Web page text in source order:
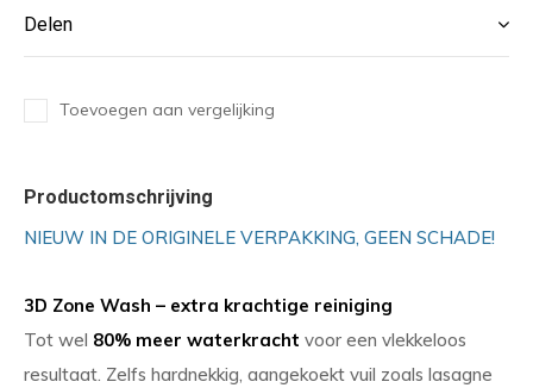
Delen
Toevoegen aan vergelijking
Productomschrijving
NIEUW IN DE ORIGINELE VERPAKKING, GEEN SCHADE!
3D Zone Wash – extra krachtige reiniging
Tot wel 80% meer waterkracht voor een vlekkeloos
resultaat. Zelfs hardnekkig, aangekoekt vuil zoals lasagne